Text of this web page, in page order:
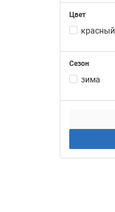
Цвет
красный
Сезон
зима